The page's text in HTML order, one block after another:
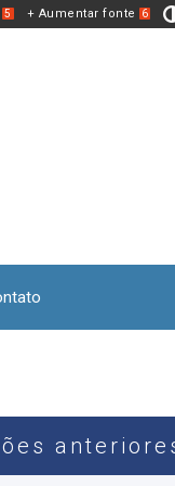
5 + Aumentar fonte 6